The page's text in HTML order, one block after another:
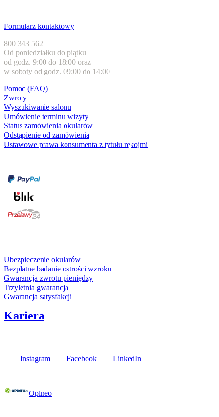
Formularz kontaktowy
800 343 562
Od poniedziałku do piątku
od godz. 9:00 do 18:00 oraz
w soboty od godz. 09:00 do 14:00
Pomoc (FAQ)
Zwroty
Wyszukiwanie salonu
Umówienie terminu wizyty
Status zamówienia okularów
Odstąpienie od zamówienia
Ustawowe prawa konsumenta z tytułu rękojmi
Ubezpieczenie okularów
Bezpłatne badanie ostrości wzroku
Gwarancja zwrotu pieniędzy
Trzyletnia gwarancja
Gwarancja satysfakcji
Kariera
Instagram Facebook LinkedIn
Opineo